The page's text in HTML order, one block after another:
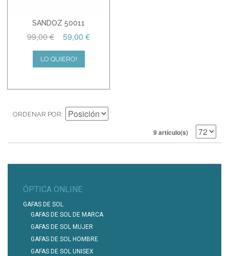
SANDOZ 50011
99,00 € 59,00 €
LO QUIERO!
ORDENAR POR
9 artículo(s)
ÓPTICA ONLINE
GAFAS DE SOL
GAFAS DE SOL DE MARCA
GAFAS DE SOL MUJER
GAFAS DE SOL HOMBRE
GAFAS DE SOL UNISEX